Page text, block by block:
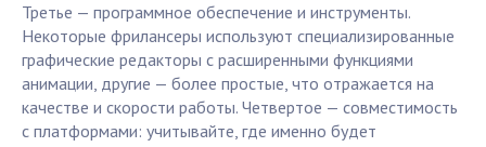
Третье — программное обеспечение и инструменты.
Некоторые фрилансеры используют специализированные
графические редакторы с расширенными функциями
анимации, другие — более простые, что отражается на
качестве и скорости работы. Четвертое — совместимость
с платформами: учитывайте, где именно будет